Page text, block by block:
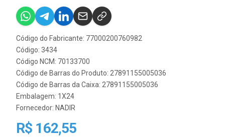
Código do Fabricante: 77000200760982
Código: 3434
Código NCM: 70133700
Código de Barras do Produto: 27891155005036
Código de Barras da Caixa: 27891155005036
Embalagem: 1X24
Fornecedor: NADIR
R$ 162,55